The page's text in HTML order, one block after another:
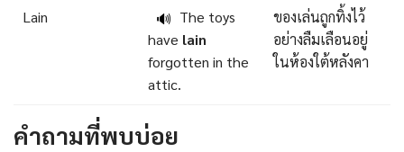
Lain 🔊 The toys
have lain
forgotten in the
attic.
ของเล่นถูกทิ้งไว้
อย่างลืมเลือนอยู่
ในห้องใต้หลังคา
คำถามที่พบบ่อย